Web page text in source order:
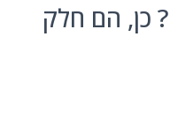
כן, הם חלק